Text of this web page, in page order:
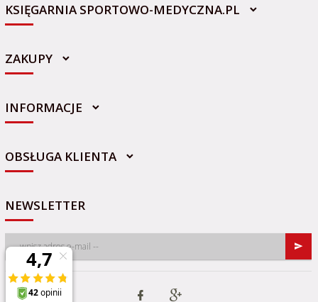
KSIĘGARNIA SPORTOWO-MEDYCZNA.PL
sklep@sportowo-medyczna.pl
ZAKUPY
INFORMACJE
OBSŁUGA KLIENTA
NEWSLETTER